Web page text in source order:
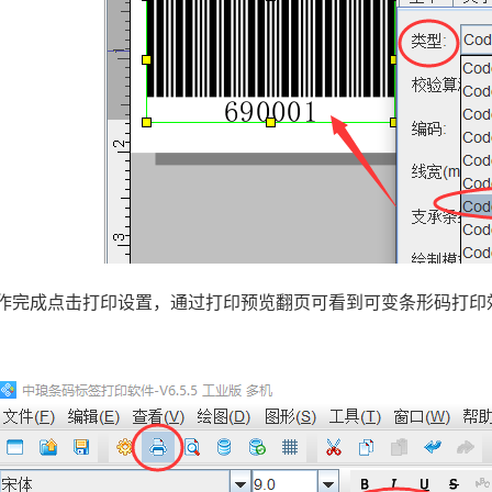
完成点击打印设置，通过打印预览翻页可看到可变条形码打印